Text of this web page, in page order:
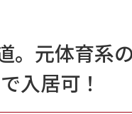
。元体育系
入居可！